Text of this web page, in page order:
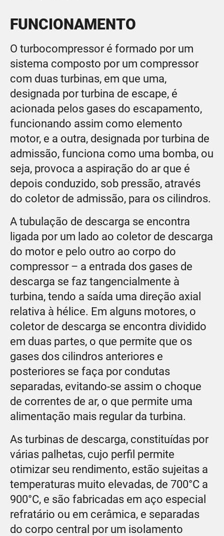
FUNCIONAMENTO
O turbocompressor é formado por um
sistema composto por um compressor
com duas turbinas, em que uma,
designada por turbina de escape, é
acionada pelos gases do escapamento,
funcionando assim como elemento
motor, e a outra, designada por turbina de
admissão, funciona como uma bomba, ou
seja, provoca a aspiração do ar que é
depois conduzido, sob pressão, através
do coletor de admissão, para os cilindros.
A tubulação de descarga se encontra
ligada por um lado ao coletor de descarga
do motor e pelo outro ao corpo do
compressor – a entrada dos gases de
descarga se faz tangencialmente à
turbina, tendo a saída uma direção axial
relativa à hélice. Em alguns motores, o
coletor de descarga se encontra dividido
em duas partes, o que permite que os
gases dos cilindros anteriores e
posteriores se faça por condutas
separadas, evitando-se assim o choque
de correntes de ar, o que permite uma
alimentação mais regular da turbina.
As turbinas de descarga, constituídas por
várias palhetas, cujo perfil permite
otimizar seu rendimento, estão sujeitas a
temperaturas muito elevadas, de 700°C a
900°C, e são fabricadas em aço especial
refratário ou em cerâmica, e separadas
do corpo central por um isolamento